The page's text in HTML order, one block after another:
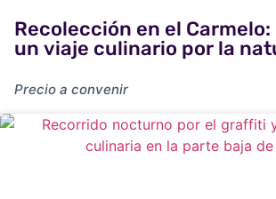
Recolección en el
un viaje culinario por la
Precio a convenir